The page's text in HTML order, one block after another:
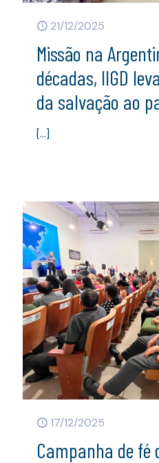
21/12/2025
Missão na
décadas, IIGD
da salvação ao
[…]
17/12/2025
Campanha de fé